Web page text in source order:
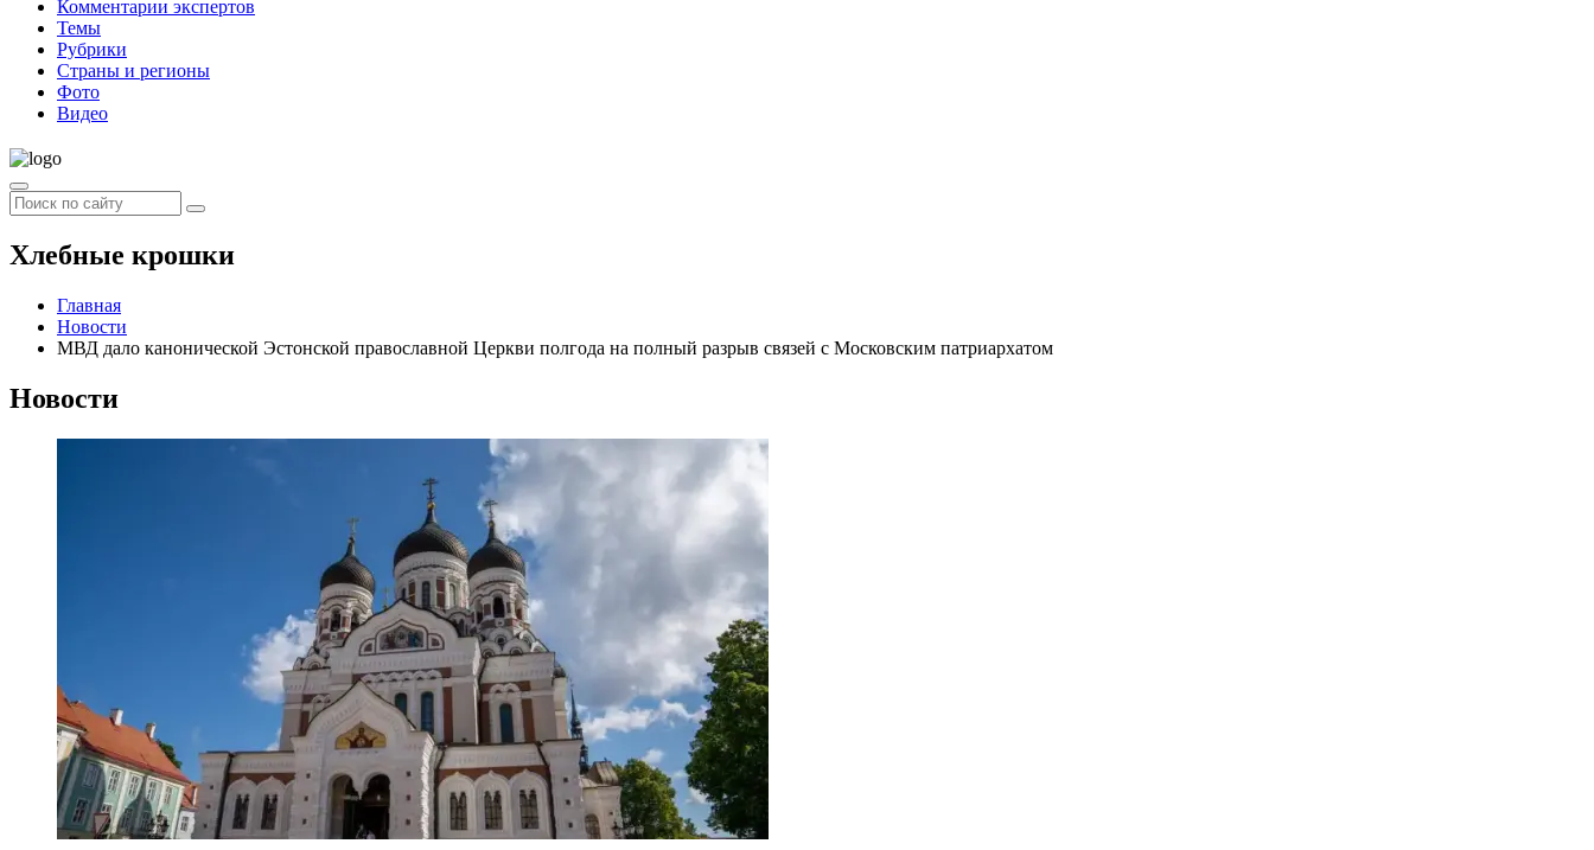
Комментарии экспертов
Темы
Рубрики
Страны и регионы
Фото
Видео
Хлебные крошки
Главная
Новости
МВД дало канонической Эстонской православной Церкви полгода на полный разрыв связей с Московским патриархатом
Новости